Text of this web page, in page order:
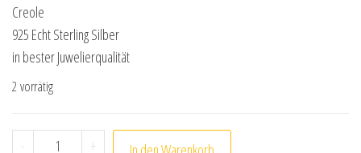
Creole
925 Echt Sterling Silber
in bester Juwelierqualität
2 vorrätig
- Creolen rose vergoldet aus 925 Echt Sterling Silber
+